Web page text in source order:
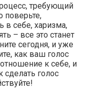
требующий
поверьте,
в себе, харизма,
– все это станет
сегодня, и уже
как ваш голос
к себе, и
голос